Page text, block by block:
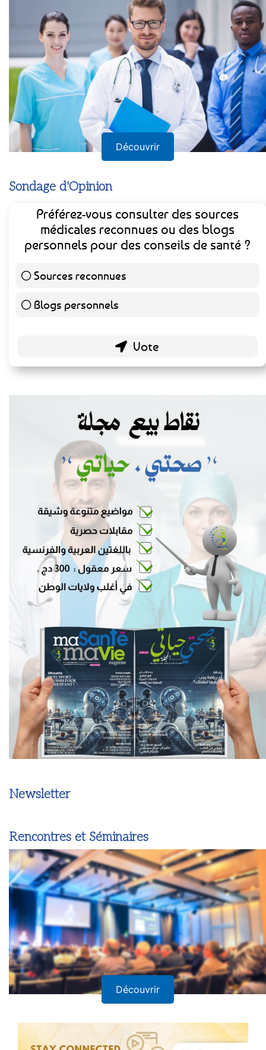
Découvrir
Sondage d'Opinion
Préférez-vous consulter des sources
médicales reconnues ou des blogs
personnels pour des conseils de santé ?
Sources reconnues
Blogs personnels
Newsletter
Rencontres et Séminaires
Découvrir